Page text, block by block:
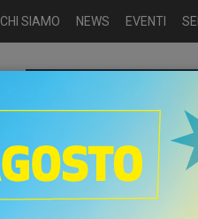
CHI SIAMO NEWS EVENTI
Chiamaci per
USATO AZIENDALE